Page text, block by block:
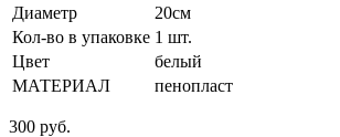
Диаметр
20см
Кол-во в упаковке 1 шт.
Цвет
белый
МАТЕРИАЛ
пенопласт
300 руб.